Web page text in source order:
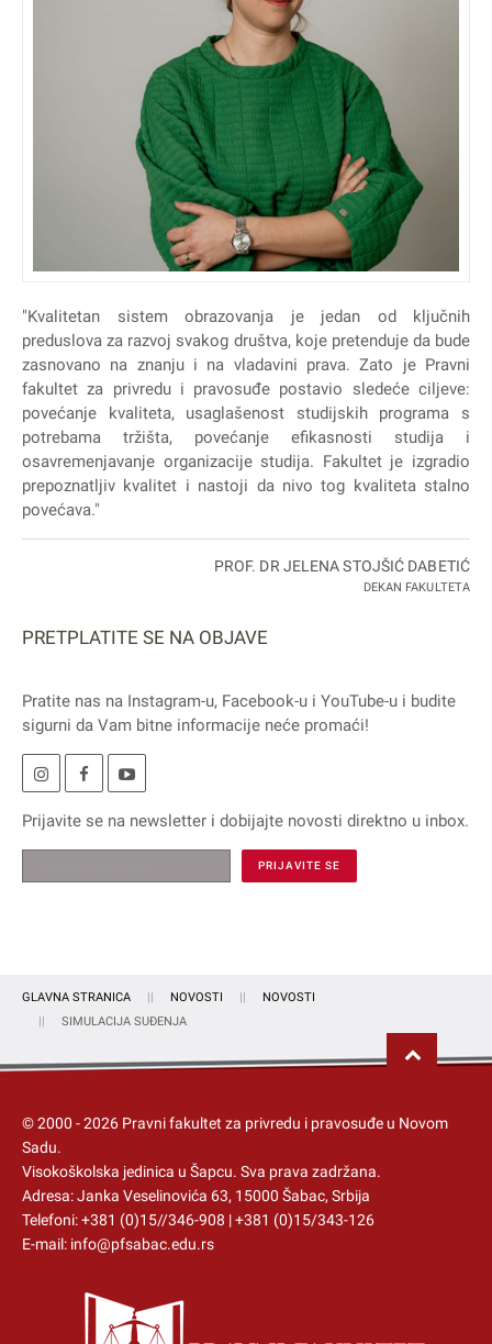
"Kvalitetan sistem obrazovanja je jedan od ključnih
preduslova za razvoj svakog društva, koje pretenduje da bude
zasnovano na znanju i na vladavini prava. Zato je Pravni
fakultet za privredu i pravosuđe postavio sledeće ciljeve:
povećanje kvaliteta, usaglašenost studijskih programa s
potrebama tržišta, povećanje efikasnosti studija i
osavremenjavanje organizacije studija. Fakultet je izgradio
prepoznatljiv kvalitet i nastoji da nivo tog kvaliteta stalno
povećava."
PROF. DR JELENA STOJŠIĆ DABETIĆ
DEKAN FAKULTETA
PRETPLATITE SE NA OBJAVE
Pratite nas na Instagram-u, Facebook-u i YouTube-u i budite
sigurni da Vam bitne informacije neće promaći!
Prijavite se na newsletter i dobijajte novosti direktno u inbox.
GLAVNA STRANICA NOVOSTI
NOVOSTI
SIMULACIJA SUĐENJA
© 2000 -2026 Pravni fakultet za privredu i pravosuđe u Novom
Sadu.
Visokoškolska jedinica u Šapcu. Sva prava zadržana.
Adresa: Janka Veselinovića 63, 15000 Šabac, Srbija
Telefoni:+381 (0)15//346-908 |+381 (0)15/343-126
E-mail: info@pfsabac.edu.rs